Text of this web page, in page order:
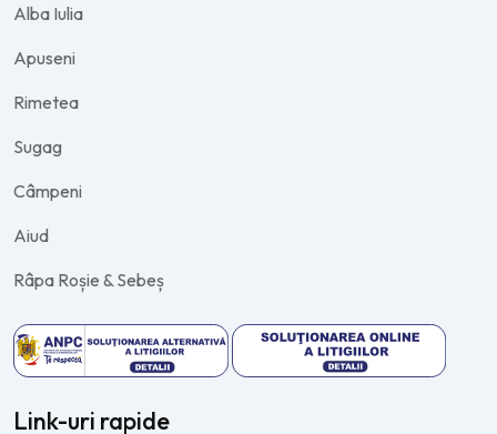
Alba Iulia
Apuseni
Rimetea
Sugag
Câmpeni
Aiud
Râpa Roșie & Sebeș
Link-uri rapide